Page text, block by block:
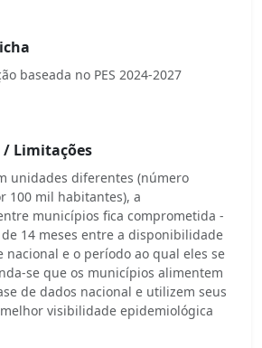
baseada no PES 2024-2027
/ Limitações
unidades diferentes (número
100 mil habitantes), a
municípios fica comprometida -
14 meses entre a disponibilidade
nacional e o período ao qual eles se
se que os municípios alimentem
de dados nacional e utilizem seus
visibilidade epidemiológica